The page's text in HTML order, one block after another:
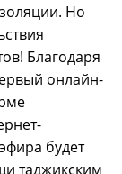
Но
Благодаря
онлайн-
будет
таджикским